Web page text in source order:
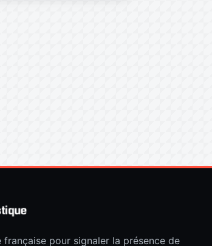
pour signaler la présence de